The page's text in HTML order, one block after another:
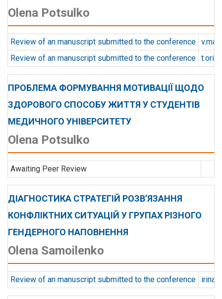
Olena Potsulko
Review of an manuscript submitted to the conference
Review of an manuscript submitted to the conference
ПРОБЛЕМА ФОРМУВАННЯ МОТИВАЦІЇ ЩОДО
ЗДОРОВОГО СПОСОБУ ЖИТТЯ У СТУДЕНТІВ
МЕДИЧНОГО УНІВЕРСИТЕТУ
Olena Potsulko
Awaiting Peer Review
ДІАГНОСТИКА СТРАТЕГІЙ РОЗВ’ЯЗАННЯ
КОНФЛІКТНИХ СИТУАЦІЙ У ГРУПАХ РІЗНОГО
ГЕНДЕРНОГО НАПОВНЕННЯ
Olena Samoilenko
Review of an manuscript submitted to the conference